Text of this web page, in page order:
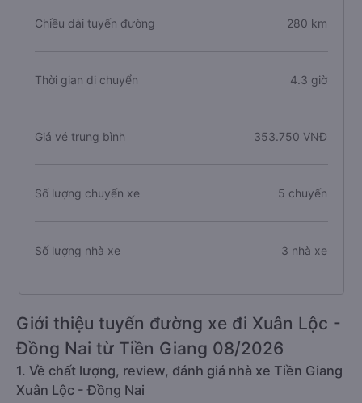
Chiều dài tuyến đường 280 km
Thời gian di chuyển 4.3 giờ
Giá vé trung bình 353.750 VNĐ
Số lượng chuyến xe 5 chuyến
Số lượng nhà xe 3 nhà xe
Giới thiệu tuyến đường xe đi Xuân Lộc -
Đồng Nai từ Tiền Giang 08/2026
1. Về chất lượng, review, đánh giá nhà xe Tiền Giang
Xuân Lộc - Đồng Nai